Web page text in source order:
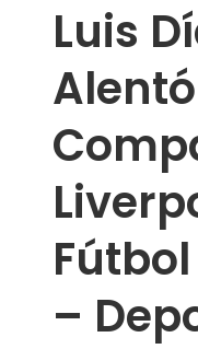
Luis
–